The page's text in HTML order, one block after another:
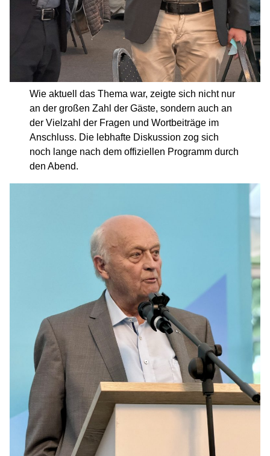
Wie aktuell das Thema war, zeigte sich nicht nur
an der großen Zahl der Gäste, sondern auch an
der Vielzahl der Fragen und Wortbeiträge im
Anschluss. Die lebhafte Diskussion zog sich
noch lange nach dem offiziellen Programm durch
den Abend.